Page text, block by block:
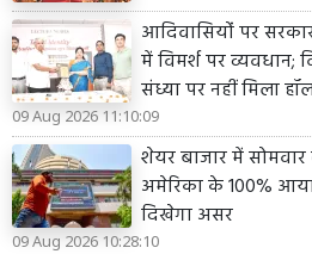
आदिवासियोंं पर
में विमर्श पर व्यवधान;
संध्या पर नहीं मिला
09 Aug 2026 11:10:09
शेयर बाजार में
अमेरिका के 100%
दिखेगा असर
09 Aug 2026 10:28:10